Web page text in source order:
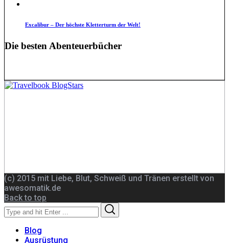
Excalibur – Der höchste Kletterturm der Welt!
Die besten Abenteuerbücher
(c) 2015 mit Liebe, Blut, Schweiß und Tränen erstellt von
awesomatik.de
Back to top
Search
for:
Blog
Ausrüstung